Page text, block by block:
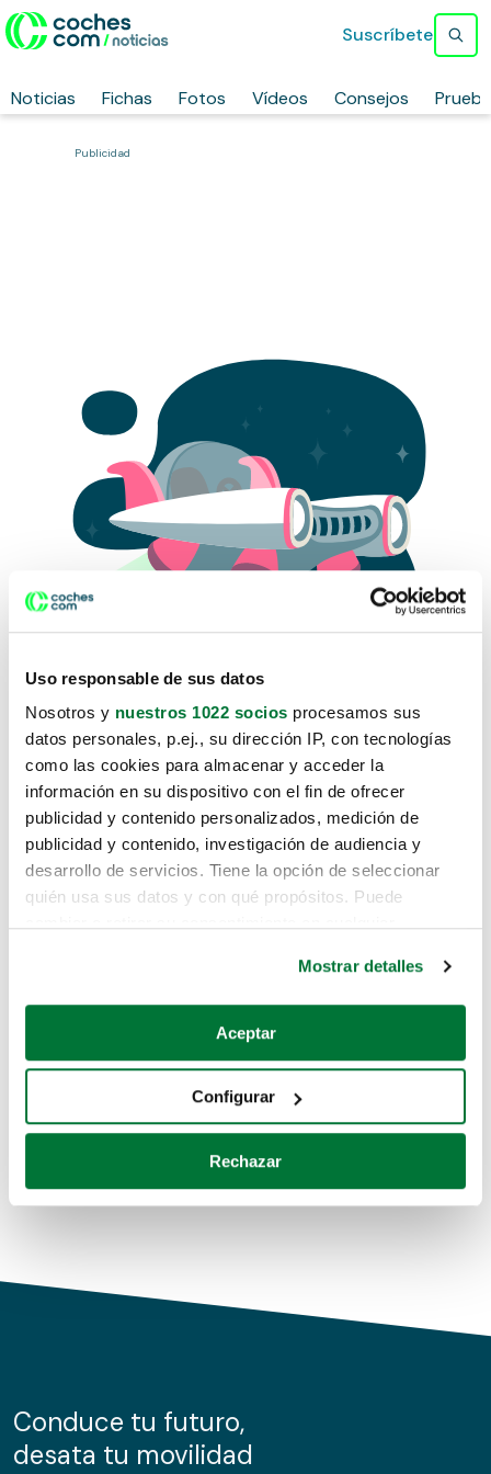
Uso responsable de sus datos
Nosotros y nuestros 1022 socios procesamos sus
datos personales, p.ej., su dirección IP, con tecnologías
como las cookies para almacenar y acceder la
información en su dispositivo con el fin de ofrecer
publicidad y contenido personalizados, medición de
publicidad y contenido, investigación de audiencia y
desarrollo de servicios. Tiene la opción de seleccionar
quién usa sus datos y con qué propósitos. Puede
Si lo permite, también quisiéramos:
Recopilar información sobre su ubicación geográfica
Identificar su dispositivo analizándolo activamente
para buscar características específicas (huellas
Obtenga más información sobre cómo se procesan sus
de cookies.
información sobre el uso que haga del sitio web con
nuestros partners de redes sociales, publicidad y análisis
Mostrar detalles
Aceptar
Configurar
Rechazar
Noticias Fichas Fotos Vídeos Consejos
Suscríbete
Publicidad
Lo sentimos, no sabemos como
te hemos traido hasta aquí.
Pero puedes encontrar el coche que estás
buscando en alguno de estos enlaces:
Coches de segunda mano
Coches de km0
Conduce tu futuro,
desata tu movilidad